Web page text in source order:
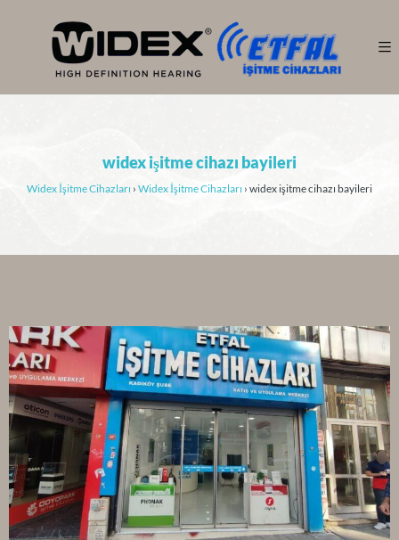
widex işitme cihazı bayileri
Widex İşitme Cihazları › Widex İşitme Cihazları › widex işitme cihazı bayileri